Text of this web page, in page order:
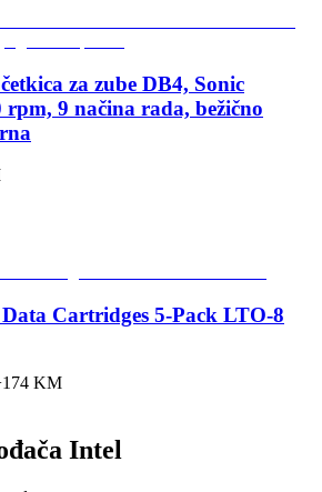
za zube DB4, Sonic
9 načina rada, bežično
Cartridges 5-Pack LTO-8
174KM
Intel